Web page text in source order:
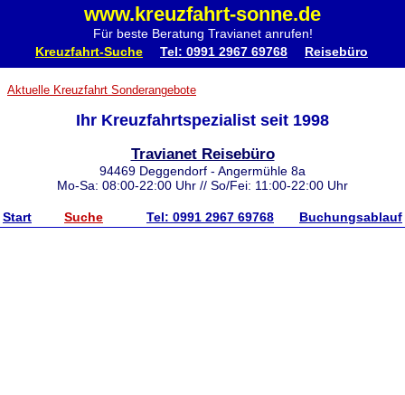
www.kreuzfahrt-sonne.de
Für beste Beratung Travianet anrufen!
Kreuzfahrt-Suche Tel: 0991 2967 69768 Reisebüro
Aktuelle Kreuzfahrt Sonderangebote
Ihr Kreuzfahrtspezialist seit 1998
Travianet Reisebüro
94469 Deggendorf - Angermühle 8a
Mo-Sa: 08:00-22:00 Uhr // So/Fei: 11:00-22:00 Uhr
Start Suche Tel: 0991 2967 69768 Buchungsablauf